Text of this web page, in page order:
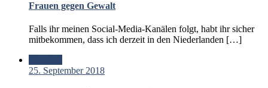
Frauen gegen Gewalt
Falls ihr meinen Social-Media-Kanälen folgt, habt ihr sicher
mitbekommen, dass ich derzeit in den Niederlanden […]
25. September 2018